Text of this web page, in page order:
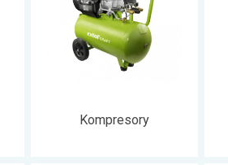
Kompresory